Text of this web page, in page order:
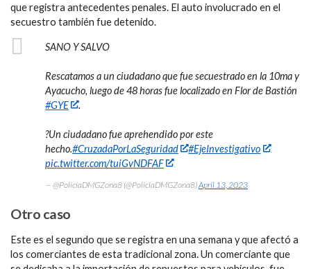
que registra antecedentes penales. El auto involucrado en el
secuestro también fue detenido.
SANO Y SALVO
Rescatamos a un ciudadano que fue secuestrado en la 10ma y
Ayacucho, luego de 48 horas fue localizado en Flor de Bastión
#GYE
.
?Un ciudadano fue aprehendido por este
hecho.#CruzadaPorLaSeguridad
#EjeInvestigativo
pic.twitter.com/tuiGvNDFAF
— @PolicíaDMGZona8 (@PoliciaDMGZona8)April 13, 2023
Otro caso
Este es el segundo que se registra en una semana y que afectó a
los comerciantes de esta tradicional zona. Un comerciante que